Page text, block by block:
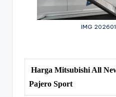
IMG
Harga Mitsubishi All
Pajero Sport